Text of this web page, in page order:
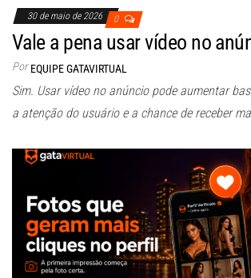
30 de maio de 2026 0
Vale a pena usar vídeo no
Por EQUIPE GATAVIRTUAL
Sim. Usar vídeo no anúncio pode aumentar
a atenção do usuário e a chance de receber